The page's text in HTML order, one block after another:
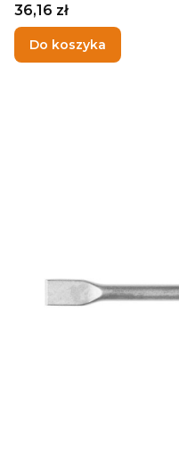
Cena
36,16 zł
Do koszyka